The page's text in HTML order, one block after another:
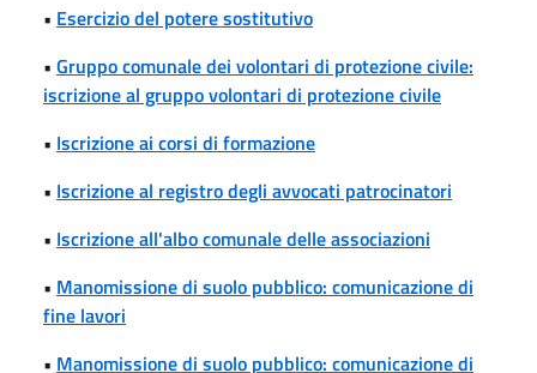
• Esercizio del potere sostitutivo
• Gruppo comunale dei volontari di protezione civile:
iscrizione al gruppo volontari di protezione civile
• Iscrizione ai corsi di formazione
• Iscrizione al registro degli avvocati patrocinatori
• Iscrizione all'albo comunale delle associazioni
• Manomissione di suolo pubblico: comunicazione di
fine lavori
• Manomissione di suolo pubblico: comunicazione di